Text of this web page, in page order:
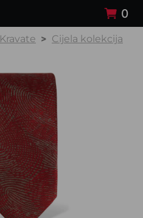
0
Kravate Cijela kolekcija